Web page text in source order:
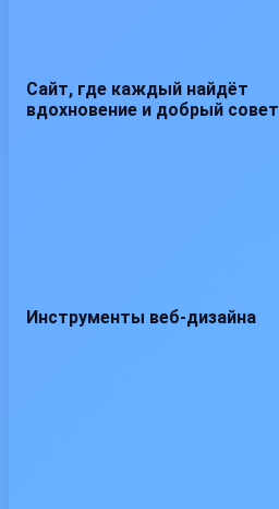
Сайт, где каждый найдёт
вдохновение и добрый совет
Инструменты веб-дизайна